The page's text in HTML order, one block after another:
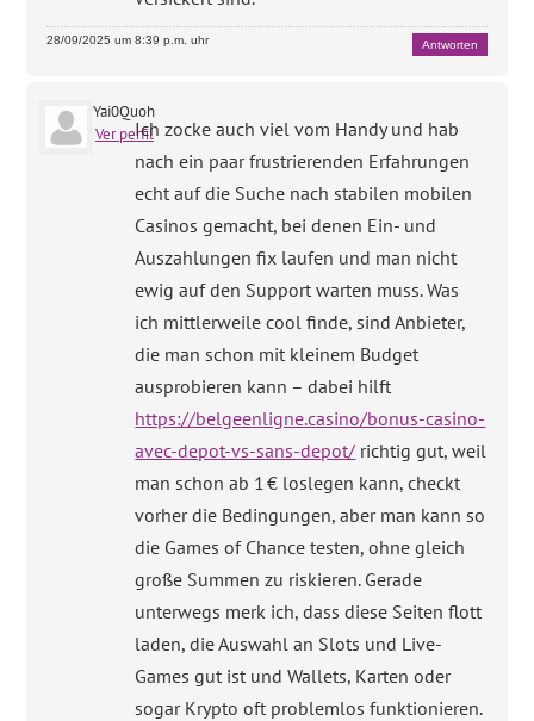
28/09/2025 um 8:39 p.m. uhr Antworten
Yai0Quoh
Ver perfilIch zocke auch viel vom Handy und hab
nach ein paar frustrierenden Erfahrungen
echt auf die Suche nach stabilen mobilen
Casinos gemacht, bei denen Ein- und
Auszahlungen fix laufen und man nicht
ewig auf den Support warten muss. Was
ich mittlerweile cool finde, sind Anbieter,
die man schon mit kleinem Budget
ausprobieren kann – dabei hilft
https://belgeenligne.casino/bonus-casino-
avec-depot-vs-sans-depot/ richtig gut, weil
man schon ab 1 € loslegen kann, checkt
vorher die Bedingungen, aber man kann so
die Games of Chance testen, ohne gleich
große Summen zu riskieren. Gerade
unterwegs merk ich, dass diese Seiten flott
laden, die Auswahl an Slots und Live-
Games gut ist und Wallets, Karten oder
sogar Krypto oft problemlos funktionieren.